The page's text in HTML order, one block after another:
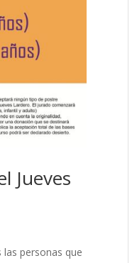
Jueves
las personas que